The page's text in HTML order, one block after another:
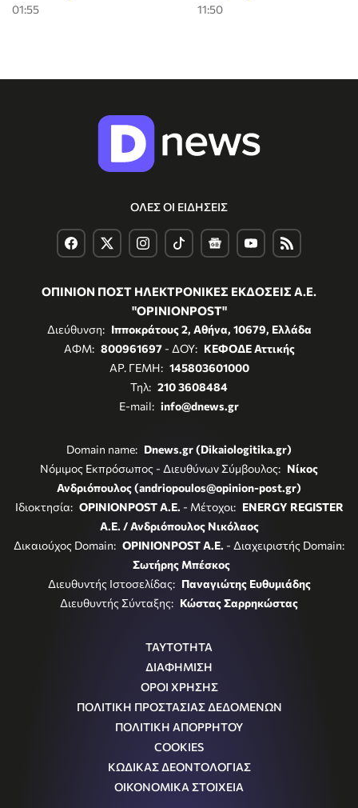
01:55
11:50
ΟΛΕΣ ΟΙ ΕΙΔΗΣΕΙΣ
ΟΠΙΝΙΟΝ ΠΟΣΤ ΗΛΕΚΤΡΟΝΙΚΕΣ ΕΚΔΟΣΕΙΣ Α.Ε.
"OPINIONPOST"
Διεύθυνση: Ιπποκράτους 2, Αθήνα, 10679, Ελλάδα
ΑΦΜ: 800961697- ΔΟΥ: ΚΕΦΟΔΕ Αττικής
ΑΡ. ΓΕΜΗ: 145803601000
Τηλ: 210 3608484
E-mail: info@dnews.gr
Domain name: Dnews.gr (Dikaiologitika.gr)
Νόμιμος Εκπρόσωπος - Διευθύνων Σύμβουλος: Νίκος
Ανδριόπουλος (andriopoulos@opinion-post.gr)
Ιδιοκτησία: OPINIONPOST A.E. - Μέτοχοι: ENERGY REGISTER
Α.Ε. / Ανδριόπουλος Νικόλαος
Δικαιούχος Domain: OPINIONPOST A.E. - Διαχειριστής Domain:
Σωτήρης Μπέσκος
Διευθυντής Ιστοσελίδας: Παναγιώτης Ευθυμιάδης
Διευθυντής Σύνταξης: Κώστας Σαρρηκώστας
ΤΑΥΤΟΤΗΤΑ
ΔΙΑΦΗΜΙΣΗ
ΟΡΟΙ ΧΡΗΣΗΣ
ΠΟΛΙΤΙΚΗ ΠΡΟΣΤΑΣΙΑΣ ΔΕΔΟΜΕΝΩΝ
ΠΟΛΙΤΙΚΗ ΑΠΟΡΡΗΤΟΥ
COOKIES
ΚΩΔΙΚΑΣ ΔΕΟΝΤΟΛΟΓΙΑΣ
ΟΙΚΟΝΟΜΙΚΑ ΣΤΟΙΧΕΙΑ